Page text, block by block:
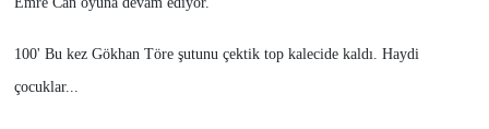
100' Bu kez Gökhan Töre şutunu çektik top kalecide kaldı. Haydi
çocuklar...